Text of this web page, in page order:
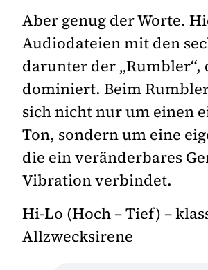
Aber genug der Worte.
Audiodateien mit den
darunter der „Rumbler“,
dominiert. Beim
sich nicht nur um einen
Ton, sondern um eine
die ein veränderbares
Vibration verbindet.
Hi-Lo (Hoch – Tief) –
Allzwecksirene